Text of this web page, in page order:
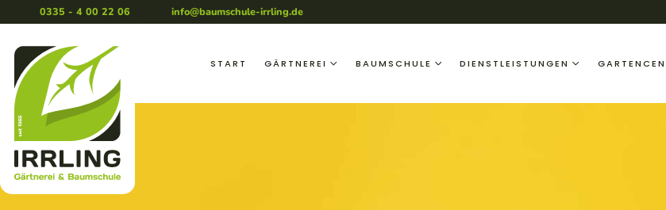
0335 - 4 00 22 06 info@baumschule-irrling.de
START GÄRTNEREI BAUMSCHULE DIENSTLEISTUNGEN